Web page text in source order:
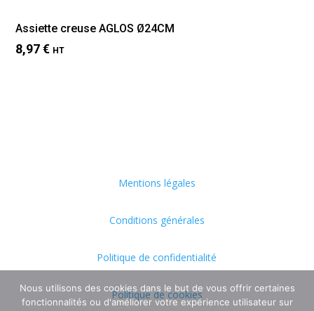
Assiette creuse AGLOS Ø24CM
8,97€ HT
Mentions légales
Conditions générales
Politique de confidentialité
Politique de cookies
Nous utilisons des cookies dans le but de vous offrir certaines
fonctionnalités ou d'améliorer votre expérience utilisateur sur